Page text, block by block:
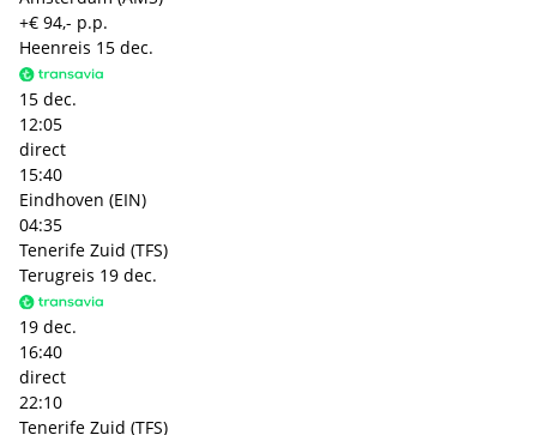
+€ 94,- p.p.
Heenreis 15 dec.
15 dec.
12:05
direct
15:40
Eindhoven (EIN)
04:35
Tenerife Zuid (TFS)
Terugreis 19 dec.
19 dec.
16:40
direct
22:10
Tenerife Zuid (TFS)